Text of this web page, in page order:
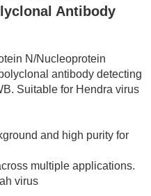
Antibody
N/Nucleoprotein
antibody detecting
Suitable for Hendra virus
and high purity for
multiple applications.
virus